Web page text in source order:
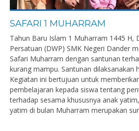
SAFARI 1 MUHARRAM
Tahun Baru Islam 1 Muharram 1445 H,
Persatuan (DWP) SMK Negeri Dander
Safari Muharram dengan santunan
kurang mampu. Santunan dilaksanakan
Kegiatan ini bertujuan untuk
pembelajaran kepada siswa tentang
terhadap sesama khususnya anak
yatim di bulan Muharram merupakan